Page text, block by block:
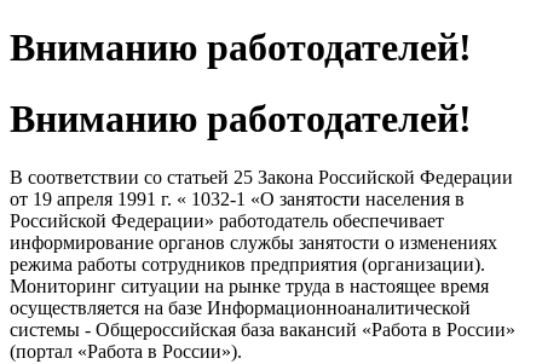
Вниманию работодателей!
Вниманию работодателей!
В соответствии со статьей 25 Закона Российской Федерации
от 19 апреля 1991 г. « 1032-1 «О занятости населения в
Российской Федерации» работодатель обеспечивает
информирование органов службы занятости о изменениях
режима работы сотрудников предприятия (организации).
Мониторинг ситуации на рынке труда в настоящее время
осуществляется на базе Информационно­аналитической
системы - Общероссийская база вакансий «Работа в России»
(портал «Работа в России»).